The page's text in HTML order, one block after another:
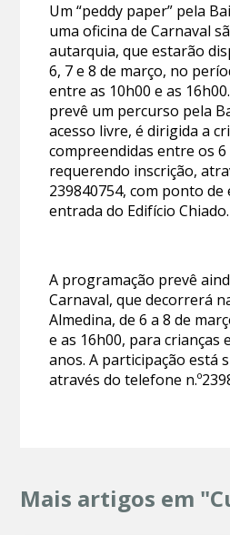
Um “peddy paper” pela
uma oficina de Carnaval
autarquia, que estarão
6, 7 e 8 de março, no
entre as 10h00 e as
prevê um percurso pela
acesso livre, é dirigida a
compreendidas entre os 6
requerendo inscrição,
239840754, com ponto
entrada do Edifício Chiado.
A programação prevê
Carnaval, que decorrerá
Almedina, de 6 a 8 de
e as 16h00, para crianças
anos. A participação está
através do telefone
Mais artigos em